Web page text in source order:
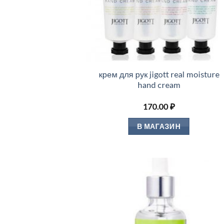
крем для рук jigott real moisture
hand cream
170.00₽
В МАГАЗИН